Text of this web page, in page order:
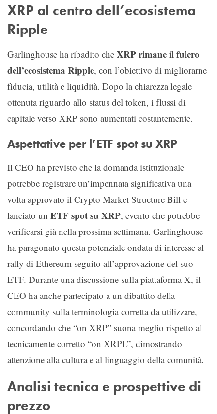
XRP al centro dell’ecosistema
Ripple
Garlinghouse ha ribadito che XRP rimane il fulcro
dell’ecosistema Ripple, con l’obiettivo di migliorarne
fiducia, utilità e liquidità. Dopo la chiarezza legale
ottenuta riguardo allo status del token, i flussi di
capitale verso XRP sono aumentati costantemente.
Aspettative per l’ETF spot su XRP
Il CEO ha previsto che la domanda istituzionale
potrebbe registrare un’impennata significativa una
volta approvato il Crypto Market Structure Bill e
lanciato un ETF spot su XRP, evento che potrebbe
verificarsi già nella prossima settimana. Garlinghouse
ha paragonato questa potenziale ondata di interesse al
rally di Ethereum seguito all’approvazione del suo
ETF. Durante una discussione sulla piattaforma X, il
CEO ha anche partecipato a un dibattito della
community sulla terminologia corretta da utilizzare,
concordando che “on XRP” suona meglio rispetto al
tecnicamente corretto “on XRPL”, dimostrando
attenzione alla cultura e al linguaggio della comunità.
Analisi tecnica e prospettive di
prezzo